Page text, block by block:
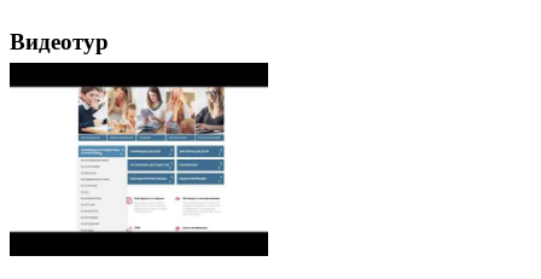
Видеотур